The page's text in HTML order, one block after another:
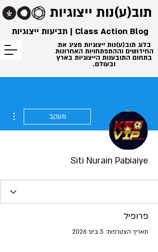
תוב(ע)נות ייצוגיות
בלוג תוב(ע)נות ייצוגיות מציג את
החידושים וההתפתחויות האחרונות
בתחום התובענות הייצוגיות בארץ
ובעולם.
Class Action Blog | תביעות ייצוגיות
מעקב
Siti Nurain Pabiaiye
פרופיל
תאריך הצטרפות: 3 בינו׳ 2026